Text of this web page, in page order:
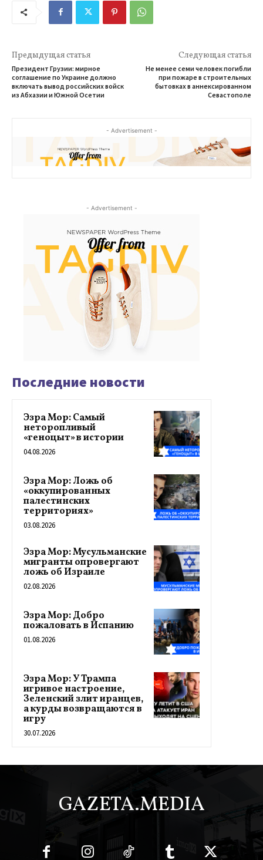
Предыдущая статья
Президент Грузии: мирное
соглашение по Украине должно
включать вывод российских войск
из Абхазии и Южной Осетии
Следующая статья
Не менее семи человек погибли
при пожаре в строительных
бытовках в аннексированном
Севастополе
- Advertisement -
- Advertisement -
Последние новости
Эзра Мор: Самый
неторопливый
«геноцыт» в истории
04.08.2026
Эзра Мор: Ложь об
«оккупированных
палестинских
территориях»
03.08.2026
Эзра Мор: Мусульманские
мигранты опровергают
ложь об Израиле
02.08.2026
Эзра Мор: Добро
пожаловать в Испанию
01.08.2026
Эзра Мор: У Трампа
игривое настроение,
Зеленский злит иранцев,
а курды возвращаются в
игру
30.07.2026
GAZETA.MEDIA